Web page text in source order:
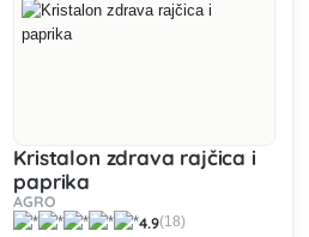
Kristalon zdrava rajčica i
paprika
AGRO
4.9(18)